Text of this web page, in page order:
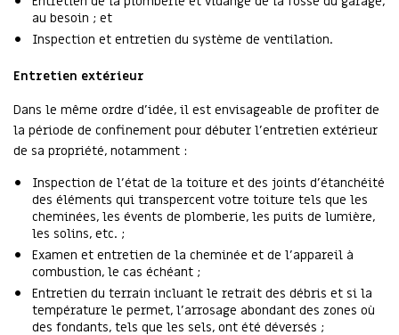
au besoin ; et
Inspection et entretien du système de ventilation.
Entretien extérieur
Dans le même ordre d’idée, il est envisageable de profiter de
la période de confinement pour débuter l’entretien extérieur
de sa propriété, notamment :
Inspection de l’état de la toiture et des joints d’étanchéité
des éléments qui transpercent votre toiture tels que les
cheminées, les évents de plomberie, les puits de lumière,
les solins, etc. ;
Examen et entretien de la cheminée et de l’appareil à
combustion, le cas échéant ;
Entretien du terrain incluant le retrait des débris et si la
température le permet, l’arrosage abondant des zones où
des fondants, tels que les sels, ont été déversés ;